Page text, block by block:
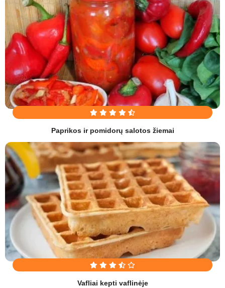
Paprikos ir pomidorų salotos žiemai
Vafliai kepti vaflinėje